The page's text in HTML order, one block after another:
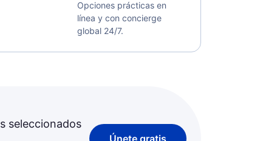
Opciones prácticas en
línea y con concierge
global 24/7.
seleccionados
Únete gratis